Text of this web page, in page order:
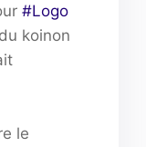
#Logo
koinon
le